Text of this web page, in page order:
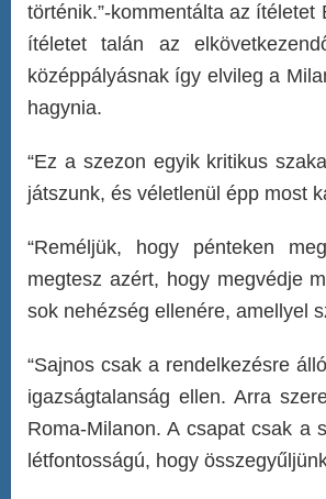
történik.”-kommentálta az
ítéletet talán az
középpályásnak így elvileg a
hagynia.
“Ez a szezon egyik kritikus
játszunk, és véletlenül épp most
“Reméljük, hogy pénteken
megtesz azért, hogy megvédje
sok nehézség ellenére, amellyel
“Sajnos csak a rendelkezésre
igazságtalanság ellen. Arra
Roma-Milanon. A csapat csak a
létfontosságú, hogy